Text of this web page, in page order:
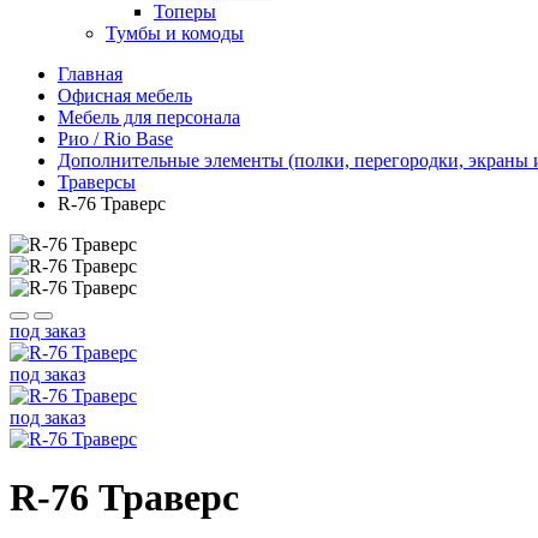
Топеры
Тумбы и комоды
Главная
Офисная мебель
Мебель для персонала
Рио / Rio Base
Дополнительные элементы (полки, перегородки, экраны
Траверсы
R-76 Траверс
под заказ
под заказ
под заказ
R-76 Траверс